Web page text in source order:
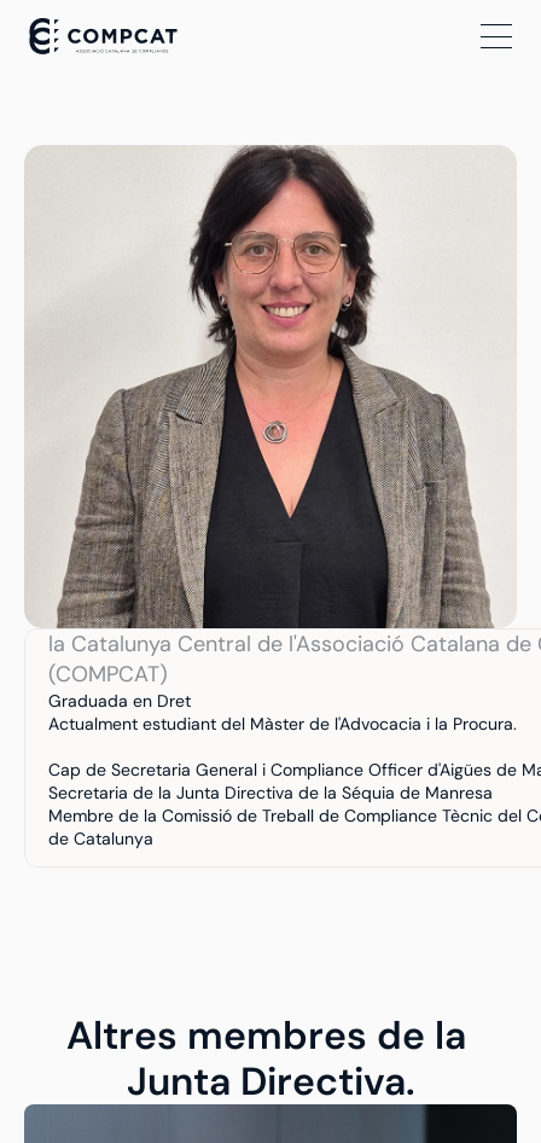
Mita Cases Torremorell
Vicepresidenta 3a de l'Àrea de Comunicació i
la Catalunya Central de l'Associació Catalana de
(COMPCAT)
Graduada en Dret
Actualment estudiant del Màster de l'Advocacia i la Procura.
Cap de Secretaria General i Compliance Officer d'Aigües de
Secretaria de la Junta Directiva de la Séquia de Manresa
Membre de la Comissió de Treball de Compliance Tècnic del
de Catalunya
Altres membres de la
Junta Directiva.